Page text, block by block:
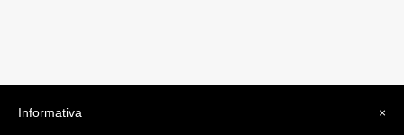
×
Informativa